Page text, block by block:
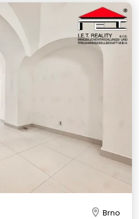
Brno